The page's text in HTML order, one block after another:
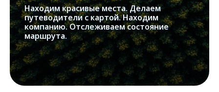
Находим красивые места. Делаем
путеводители с картой. Находим
компанию. Отслеживаем состояние
маршрута.